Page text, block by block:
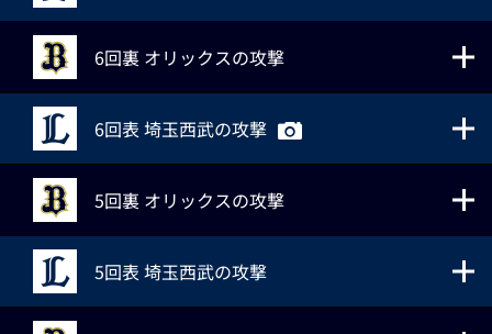
6回裏 オリックスの攻撃
6回表 埼玉西武の攻撃
5回裏 オリックスの攻撃
5回表 埼玉西武の攻撃